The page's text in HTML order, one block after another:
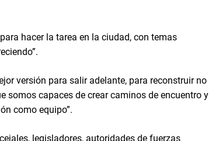
hacer la tarea en la ciudad, con temas
versión para salir adelante, para reconstruir no
somos capaces de crear caminos de encuentro y
como equipo”.
legisladores, autoridades de fuerzas